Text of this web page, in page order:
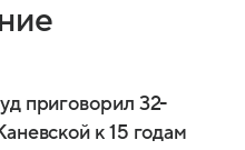
приговорил 32-
к 15 годам